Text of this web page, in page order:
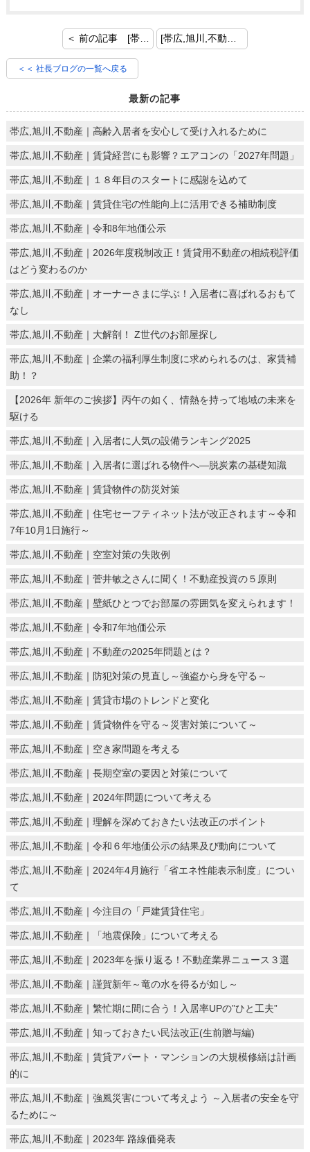
＜ 前の記事 [帯広,旭川,不動産｜謹賀新年]
＜＜ 社長ブログの一覧へ戻る
最新の記事
帯広,旭川,不動産｜高齢入居者を安心して受け入れるために
帯広,旭川,不動産｜賃貸経営にも影響？エアコンの「2027年問題」
帯広,旭川,不動産｜１８年目のスタートに感謝を込めて
帯広,旭川,不動産｜賃貸住宅の性能向上に活用できる補助制度
帯広,旭川,不動産｜令和8年地価公示
帯広,旭川,不動産｜2026年度税制改正！賃貸用不動産の相続税評価
はどう変わるのか
帯広,旭川,不動産｜オーナーさまに学ぶ！入居者に喜ばれるおもて
なし
帯広,旭川,不動産｜大解剖！ Z世代のお部屋探し
帯広,旭川,不動産｜企業の福利厚生制度に求められるのは、家賃補
助！？
【2026年 新年のご挨拶】丙午の如く、情熱を持って地域の未来を
駆ける
帯広,旭川,不動産｜入居者に人気の設備ランキング2025
帯広,旭川,不動産｜入居者に選ばれる物件へ―脱炭素の基礎知識
帯広,旭川,不動産｜賃貸物件の防災対策
帯広,旭川,不動産｜住宅セーフティネット法が改正されます～令和
7年10月1日施行～
帯広,旭川,不動産｜空室対策の失敗例
帯広,旭川,不動産｜菅井敏之さんに聞く！不動産投資の５原則
帯広,旭川,不動産｜壁紙ひとつでお部屋の雰囲気を変えられます！
帯広,旭川,不動産｜令和7年地価公示
帯広,旭川,不動産｜不動産の2025年問題とは？
帯広,旭川,不動産｜防犯対策の見直し～強盗から身を守る～
帯広,旭川,不動産｜賃貸市場のトレンドと変化
帯広,旭川,不動産｜賃貸物件を守る～災害対策について～
帯広,旭川,不動産｜空き家問題を考える
帯広,旭川,不動産｜長期空室の要因と対策について
帯広,旭川,不動産｜2024年問題について考える
帯広,旭川,不動産｜理解を深めておきたい法改正のポイント
帯広,旭川,不動産｜令和６年地価公示の結果及び動向について
帯広,旭川,不動産｜2024年4月施行「省エネ性能表示制度」につい
て
帯広,旭川,不動産｜今注目の「戸建賃貸住宅」
帯広,旭川,不動産｜「地震保険」について考える
帯広,旭川,不動産｜2023年を振り返る！不動産業界ニュース３選
帯広,旭川,不動産｜謹賀新年～竜の水を得るが如し～
帯広,旭川,不動産｜繁忙期に間に合う！入居率UPの”ひと工夫”
帯広,旭川,不動産｜知っておきたい民法改正(生前贈与編)
帯広,旭川,不動産｜賃貸アパート・マンションの大規模修繕は計画
的に
帯広,旭川,不動産｜強風災害について考えよう ～入居者の安全を守
るために～
帯広,旭川,不動産｜2023年 路線価発表